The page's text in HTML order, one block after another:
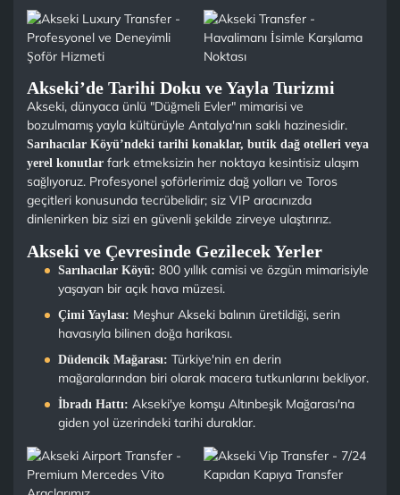
Akseki’de Tarihi Doku ve Yayla Turizmi
Akseki, dünyaca ünlü "Düğmeli Evler" mimarisi ve
bozulmamış yayla kültürüyle Antalya'nın saklı hazinesidir.
Sarıhacılar Köyü’ndeki tarihi konaklar, butik dağ otelleri veya
yerel konutlar fark etmeksizin her noktaya kesintisiz ulaşım
sağlıyoruz. Profesyonel şoförlerimiz dağ yolları ve Toros
geçitleri konusunda tecrübelidir; siz VIP aracınızda
dinlenirken biz sizi en güvenli şekilde zirveye ulaştırırız.
Akseki ve Çevresinde Gezilecek Yerler
Sarıhacılar Köyü: 800 yıllık camisi ve özgün mimarisiyle
yaşayan bir açık hava müzesi.
Çimi Yaylası: Meşhur Akseki balının üretildiği, serin
havasıyla bilinen doğa harikası.
Düdencik Mağarası: Türkiye'nin en derin
mağaralarından biri olarak macera tutkunlarını bekliyor.
İbradı Hattı: Akseki'ye komşu Altınbeşik Mağarası'na
giden yol üzerindeki tarihi duraklar.